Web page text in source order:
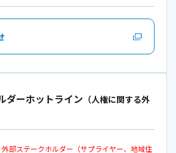
ダーホットライン （人権に関する外
部ステークホルダー（サプライヤー、地域住